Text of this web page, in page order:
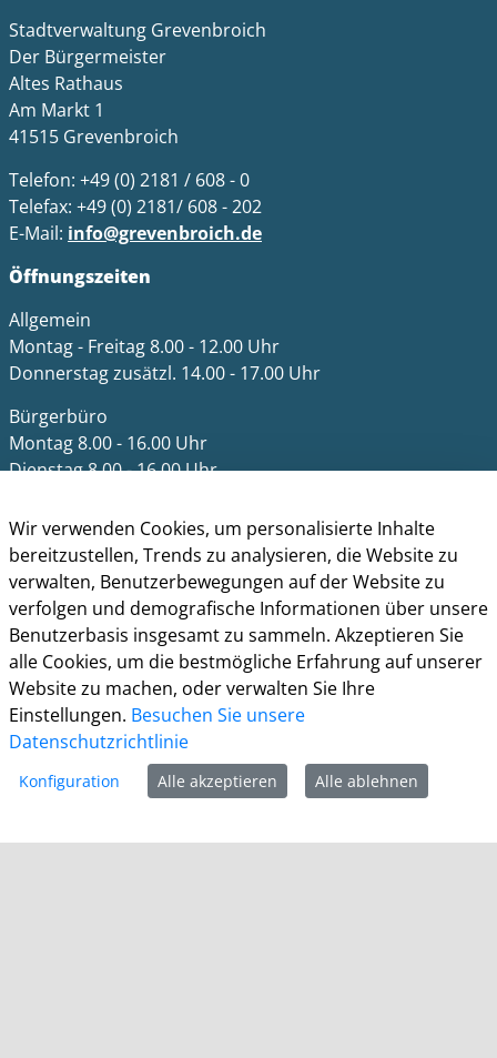
Stadtverwaltung Grevenbroich
Der Bürgermeister
Altes Rathaus
Am Markt 1
41515 Grevenbroich
Telefon: +49 (0) 2181 / 608 - 0
Telefax: +49 (0) 2181/ 608 - 202
E-Mail: info@grevenbroich.de
Öffnungszeiten
Allgemein
Montag - Freitag 8.00 - 12.00 Uhr
Donnerstag zusätzl. 14.00 - 17.00 Uhr
Bürgerbüro
Montag 8.00 - 16.00 Uhr
Dienstag 8.00 - 16.00 Uhr
Donnerstag 9.00 - 18.00 Uhr
Freitag 8.00 - 12.30 Uhr
Ein Besuch des Bürgerbüros ist generell nur mit
Terminvereinbarung möglich. Termine können unter
termine.grevenbroich.degebucht werden. Für
Dokumentabholungen ist keine Terminvereinbarung
notwendig.
Für einzelne Dienststellen gelten abweichende
Öffnungszeiten und ggf. erforderliche
Terminvereinbarungen.
Informationen
Wir verwenden Cookies, um personalisierte Inhalte
bereitzustellen, Trends zu analysieren, die Website zu
verwalten, Benutzerbewegungen auf der Website zu
verfolgen und demografische Informationen über unsere
Benutzerbasis insgesamt zu sammeln. Akzeptieren Sie
alle Cookies, um die bestmögliche Erfahrung auf unserer
Website zu machen, oder verwalten Sie Ihre
Einstellungen. Besuchen Sie unsere
Datenschutzrichtlinie
Konfiguration Alle akzeptieren Alle ablehnen